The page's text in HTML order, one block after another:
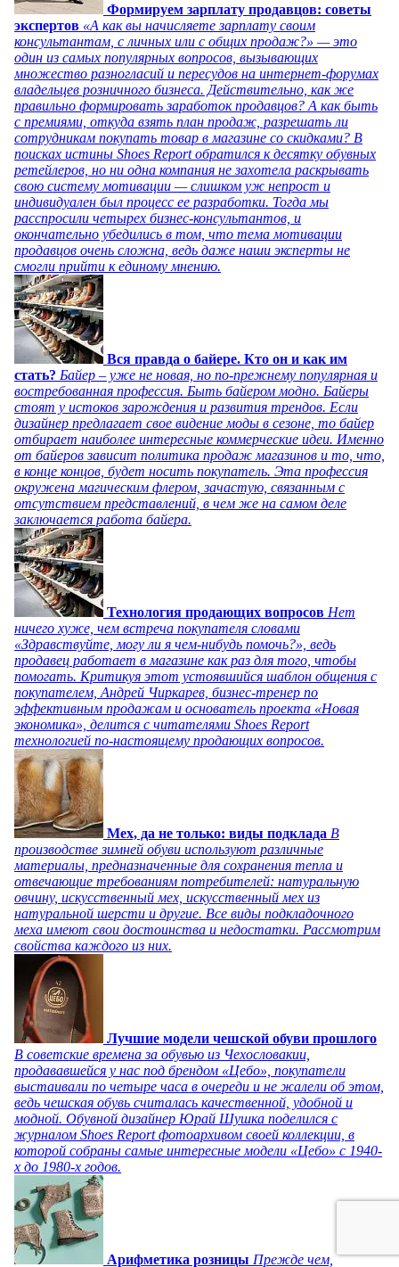
Формируем зарплату продавцов: советы
экспертов «А как вы начисляете зарплату своим
консультантам, с личных или с общих продаж?» — это
один из самых популярных вопросов, вызывающих
множество разногласий и пересудов на интернет-форумах
владельцев розничного бизнеса. Действительно, как же
правильно формировать заработок продавцов? А как быть
с премиями, откуда взять план продаж, разрешать ли
сотрудникам покупать товар в магазине со скидками? В
поисках истины Shoes Report обратился к десятку обувных
ретейлеров, но ни одна компания не захотела раскрывать
свою систему мотивации — слишком уж непрост и
индивидуален был процесс ее разработки. Тогда мы
расспросили четырех бизнес-консультантов, и
окончательно убедились в том, что тема мотивации
продавцов очень сложна, ведь даже наши эксперты не
смогли прийти к единому мнению.
Вся правда о байере. Кто он и как им
стать? Байер – уже не новая, но по-прежнему популярная и
востребованная профессия. Быть байером модно. Байеры
стоят у истоков зарождения и развития трендов. Если
дизайнер предлагает свое видение моды в сезоне, то байер
отбирает наиболее интересные коммерческие идеи. Именно
от байеров зависит политика продаж магазинов и то, что,
в конце концов, будет носить покупатель. Эта профессия
окружена магическим флером, зачастую, связанным с
отсутствием представлений, в чем же на самом деле
заключается работа байера.
Технология продающих вопросов Нет
ничего хуже, чем встреча покупателя словами
«Здравствуйте, могу ли я чем-нибудь помочь?», ведь
продавец работает в магазине как раз для того, чтобы
помогать. Критикуя этот устоявшийся шаблон общения с
покупателем, Андрей Чиркарев, бизнес-тренер по
эффективным продажам и основатель проекта «Новая
экономика», делится с читателями Shoes Report
технологией по-настоящему продающих вопросов.
Мех, да не только: виды подклада В
производстве зимней обуви используют различные
материалы, предназначенные для сохранения тепла и
отвечающие требованиям потребителей: натуральную
овчину, искусственный мех, искусственный мех из
натуральной шерсти и другие. Все виды подкладочного
меха имеют свои достоинства и недостатки. Рассмотрим
свойства каждого из них.
Лучшие модели чешской обуви прошлого
В советские времена за обувью из Чехословакии,
продававшейся у нас под брендом «Цебо», покупатели
выстаивали по четыре часа в очереди и не жалели об этом,
ведь чешская обувь считалась качественной, удобной и
модной. Обувной дизайнер Юрай Шушка поделился с
журналом Shoes Report фотоархивом своей коллекции, в
которой собраны самые интересные модели «Цебо» с 1940-
х до 1980-х годов.
Арифметика розницы Прежде чем,